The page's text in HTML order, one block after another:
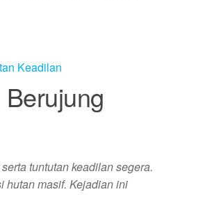
tuntutan keadilan segera.
hutan masif. Kejadian ini